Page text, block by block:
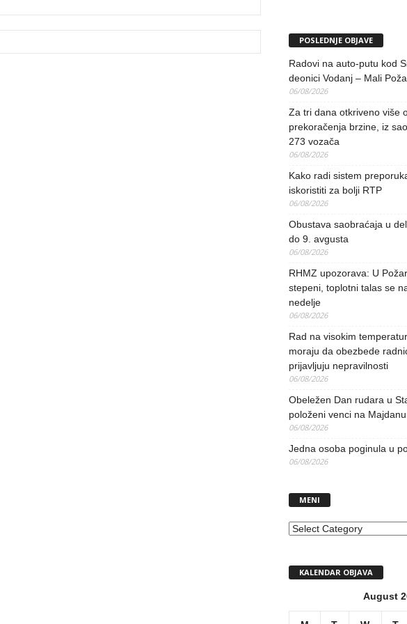
POSLEDNJE OBJAVE
Radovi na auto-putu kod
deonici Vodanj – Mali
06/08/2026
Za tri dana otkriveno više
prekoračenja brzine, iz
273 vozača
06/08/2026
Kako radi sistem
iskoristiti za bolji RTP
06/08/2026
Obustava saobraćaja u
do 9. avgusta
06/08/2026
RHMZ upozorava: U
stepeni, toplotni talas se
nedelje
06/08/2026
Rad na visokim
moraju da obezbede
prijavljuju nepravilnosti
06/08/2026
Obeležen Dan rudara u
položeni venci na Majdanu
06/08/2026
Jedna osoba poginula u
06/08/2026
MENI
MENI
KALENDAR OBJAVA
August